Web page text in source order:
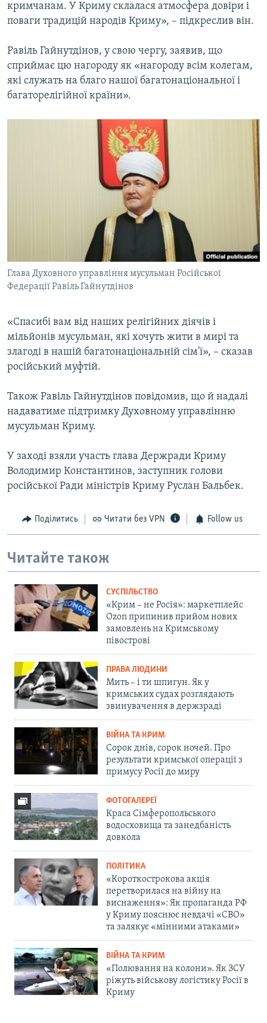
кримчанам. У Криму склалася атмосфера довіри і
поваги традицій народів Криму», – підкреслив він.
Равіль Гайнутдінов, у свою чергу, заявив, що
сприймає цю нагороду як «нагороду всім колегам,
які служать на благо нашої багатонаціональної і
багаторелігійної країни».
Глава Духовного управління мусульман Російської
Федерації Равіль Гайнутдінов
«Спасибі вам від наших релігійних діячів і
мільйонів мусульман, які хочуть жити в мирі та
злагоді в нашій багатонаціональній сім'ї», – сказав
російський муфтій.
Також Равіль Гайнутдінов повідомив, що й надалі
надаватиме підтримку Духовному управлінню
мусульман Криму.
У заході взяли участь глава Держради Криму
Володимир Константинов, заступник голови
російської Ради міністрів Криму Руслан Бальбек.
Поділитись Читати без VPN Follow us
Читайте також
СУСПІЛЬСТВО
«Крим – не Росія»: маркетплейс
Ozon припинив прийом нових
замовлень на Кримському
півострові
ПРАВА ЛЮДИНИ
Мить – і ти шпигун. Як у
кримських судах розглядають
звинувачення в держзраді
ВІЙНА ТА КРИМ
Сорок днів, сорок ночей. Про
результати кримської операції з
примусу Росії до миру
ФОТОГАЛЕРЕЇ
Краса Сімферопольського
водосховища та занедбаність
довкола
ПОЛІТИКА
«Короткострокова акція
перетворилася на війну на
виснаження»: Як пропаганда РФ
у Криму пояснює невдачі «СВО»
та залякує «мінними атаками»
ВІЙНА ТА КРИМ
«Полювання на колони». Як ЗСУ
ріжуть військову логістику Росії в
Криму